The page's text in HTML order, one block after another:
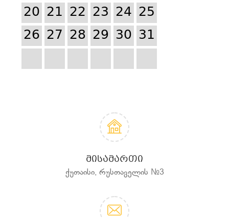
20 21 22 23 24 25
26 27 28 29 30 31
ᲛᲘᲡᲐᲛᲐᲠᲗᲘ
ქუთაისი, რუსთაველის №3